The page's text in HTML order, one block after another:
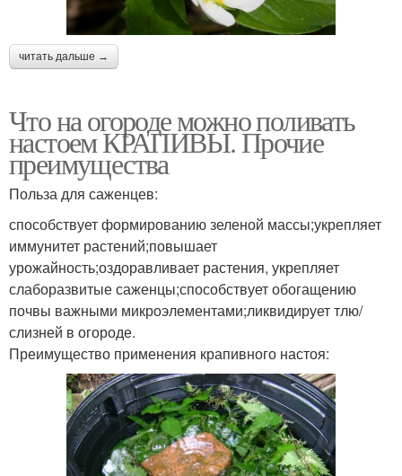
читать дальше →
Что на огороде можно поливать
настоем КРАПИВЫ. Прочие
преимущества
Польза для саженцев:
способствует формированию зеленой массы;укрепляет
иммунитет растений;повышает
урожайность;оздоравливает растения, укрепляет
слаборазвитые саженцы;способствует обогащению
почвы важными микроэлементами;ликвидирует тлю/
слизней в огороде.
Преимущество применения крапивного настоя: